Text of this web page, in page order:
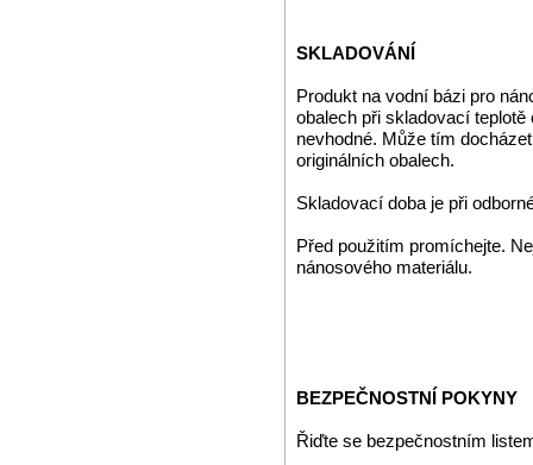
SKLADOVÁNÍ
Produkt na vodní bázi pro
obalech při skladovací
nevhodné. Může tím
originálních obalech.
Skladovací doba je při
Před použitím promíchejte.
nánosového materiálu.
BEZPEČNOSTNÍ POKYNY
Řiďte se bezpečnostním